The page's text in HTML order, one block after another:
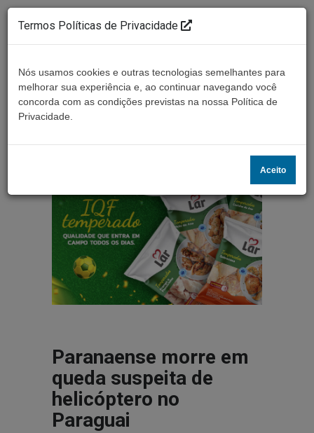
Paranaense morre em
queda suspeita de
helicóptero no
Paraguai
Termos Políticas de Privacidade
Nós usamos cookies e outras tecnologias semelhantes para
melhorar sua experiência e, ao continuar navegando você
concorda com as condições previstas na nossa Política de
Privacidade.
Aceito